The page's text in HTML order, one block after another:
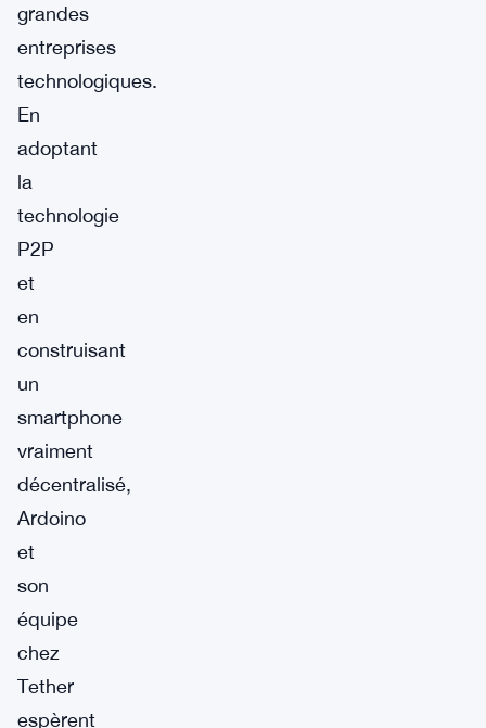
grandes
entreprises
technologiques.
En
adoptant
la
technologie
P2P
et
en
construisant
un
smartphone
vraiment
décentralisé,
Ardoino
et
son
équipe
chez
Tether
espèrent